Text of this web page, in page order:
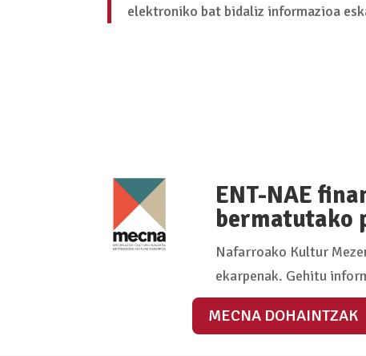
elektroniko bat bidaliz informazioa
ENT-NAE
bermatutako
Nafarroako Kultur
ekarpenak. Gehitu
MECNA DOHAINTZAK